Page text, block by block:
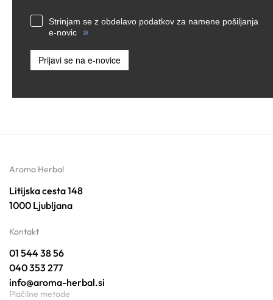
Strinjam se z obdelavo podatkov za namene pošiljanja
e-novic
»
Prijavi se na e-novice
Aroma Herbal
Litijska cesta 148
1000 Ljubljana
Kontakt
01 544 38 56
040 353 277
info@aroma-herbal.si
Plačilne metode